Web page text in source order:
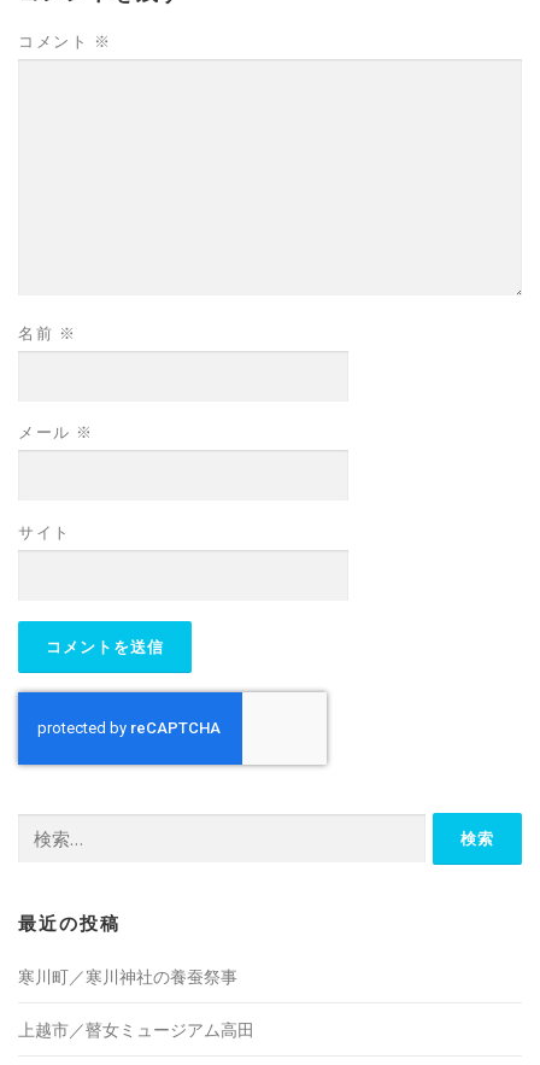
コメント ※
名前 ※
メール ※
サイト
索:
最近の投稿
寒川町／寒川神社の養蚕祭事
上越市／瞽女ミュージアム高田